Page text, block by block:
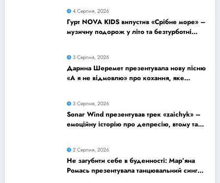
4 Серпня, 2026
Гурт NOVA KIDS випустив «Срібне море» –
музичну подорож у літо та безтурботні
3 Серпня, 2026
Дарина Шеремет презентувала нову пісню
«А я не відмовлю» про кохання, яке
3 Серпня, 2026
Sonar Wind презентував трек «zaichyk» –
емоційну історію про депресію, втому та
2 Серпня, 2026
Не загубити себе в буденності: Мар’яна
Ромась презентувала танцювальний сингл